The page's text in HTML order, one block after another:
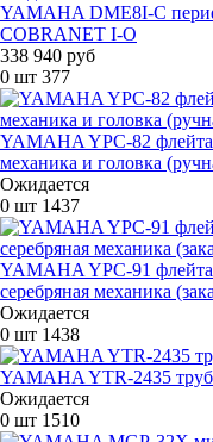
YAMAHA DME8I-C
COBRANET I-O
338 940 руб
0 шт 377
YAMAHA YPC-82
механика и головка
Ожидается
0 шт 1437
YAMAHA YPC-91
серебряная механика
Ожидается
0 шт 1438
YAMAHA YTR-2435
Ожидается
0 шт 1510